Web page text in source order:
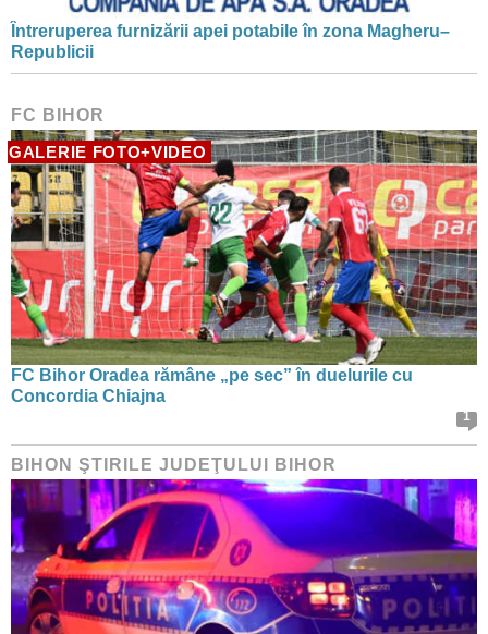
Întreruperea furnizării apei potabile în zona Magheru–
Republicii
FC BIHOR
GALERIE FOTO+VIDEO
FC Bihor Oradea rămâne „pe sec” în duelurile cu
Concordia Chiajna
1
BIHON ŞTIRILE JUDEŢULUI BIHOR